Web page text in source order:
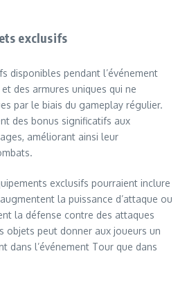
exclusifs
disponibles pendant l’événement
des armures uniques qui ne
par le biais du gameplay régulier.
des bonus significatifs aux
améliorant ainsi leur
exclusifs pourraient inclure
la puissance d’attaque ou
la défense contre des attaques
objets peut donner aux joueurs un
dans l’événement Tour que dans